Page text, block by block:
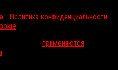
Политика конфиденциальности
применяются